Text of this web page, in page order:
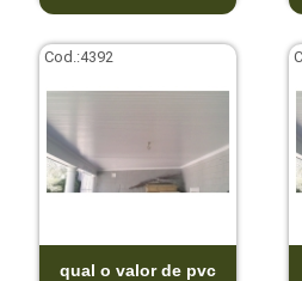
Cod.:4392
qual o valor de pvc